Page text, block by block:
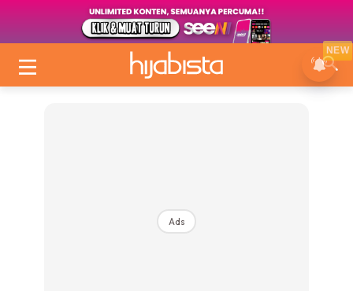
Ads
NEW